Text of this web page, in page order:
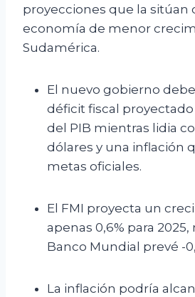
proyecciones que la sitúan
economía de menor
Sudamérica.
El nuevo gobierno
déficit fiscal proyectado
del PIB mientras lidia
dólares y una inflación
metas oficiales.
El FMI proyecta un
apenas 0,6% para 2025,
Banco Mundial prevé -
La inflación podría